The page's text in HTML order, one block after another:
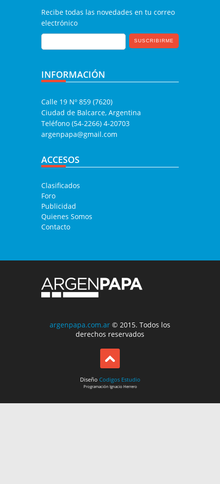
Recibe todas las novedades en tu correo
electrónico
INFORMACIÓN
Calle 19 Nº 859 (7620)
Ciudad de Balcarce, Argentina
Teléfono (54-2266) 4-20703
argenpapa@gmail.com
ACCESOS
Clasificados
Foro
Publicidad
Quienes Somos
Contacto
argenpapa.com.ar © 2015. Todos los
derechos reservados
Diseño Codigos Estudio
ProgramaciónIgnacio Herrero